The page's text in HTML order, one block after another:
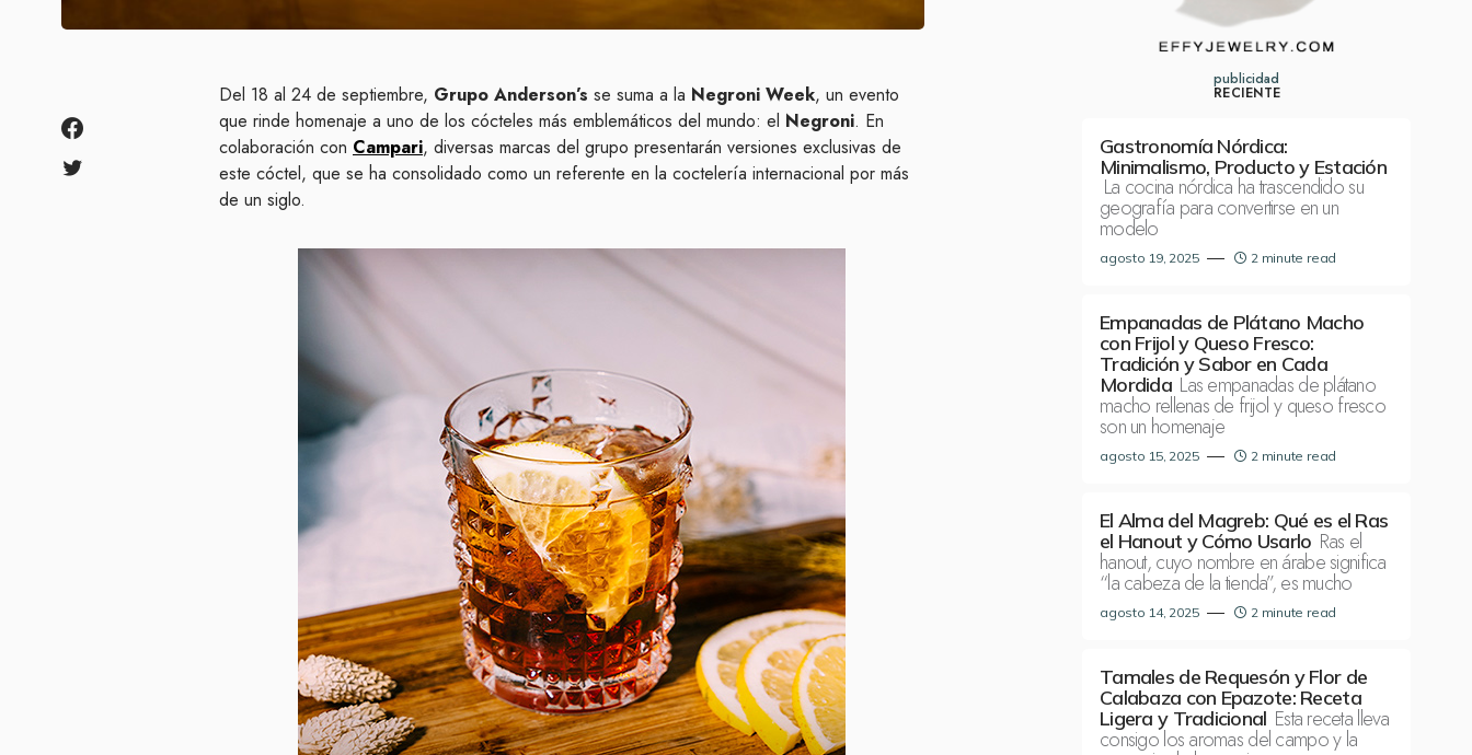
Del 18 al 24 de septiembre, Grupo Anderson’s se suma a la Negroni Week, un evento
que rinde homenaje a uno de los cócteles más emblemáticos del mundo: el Negroni. En
colaboración con Campari, diversas marcas del grupo presentarán versiones exclusivas de
este cóctel, que se ha consolidado como un referente en la coctelería internacional por más
de un siglo.
publicidad
RECIENTE
Gastronomía Nórdica:
Minimalismo, Producto y Estación
La cocina nórdica ha trascendido su
geografía para convertirse en un
modelo
agosto 19, 2025 2 minute read
Empanadas de Plátano Macho
con Frijol y Queso Fresco:
Tradición y Sabor en Cada
Mordida Las empanadas de plátano
macho rellenas de frijol y queso fresco
son un homenaje
agosto 15, 2025 2 minute read
El Alma del Magreb: Qué es el Ras
el Hanout y Cómo Usarlo Ras el
hanout, cuyo nombre en árabe significa
“la cabeza de la tienda”, es mucho
agosto 14, 2025 2 minute read
Tamales de Requesón y Flor de
Calabaza con Epazote: Receta
Ligera y Tradicional Esta receta lleva
consigo los aromas del campo y la